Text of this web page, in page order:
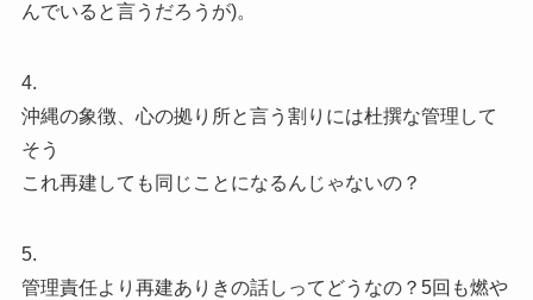
んでいると言うだろうが)。
4.
沖縄の象徴、心の拠り所と言う割りには杜撰な管理して
そう
これ再建しても同じことになるんじゃないの？
5.
管理責任より再建ありきの話しってどうなの？5回も燃や